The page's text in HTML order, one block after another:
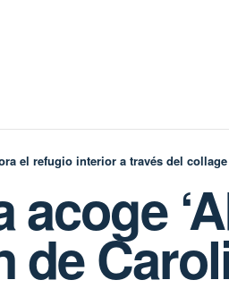
el refugio interior a través del collage
de